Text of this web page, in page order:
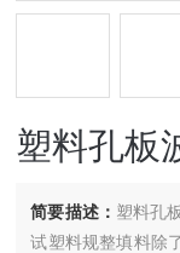
塑料孔板
简要描述： 塑料孔
试塑料规整填料除